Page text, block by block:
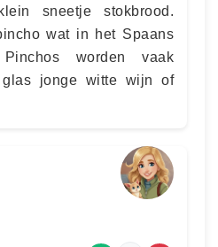
sneetje stokbrood.
wat in het Spaans
worden vaak
jonge witte wijn of